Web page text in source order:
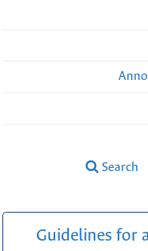
Search
Guidelines for